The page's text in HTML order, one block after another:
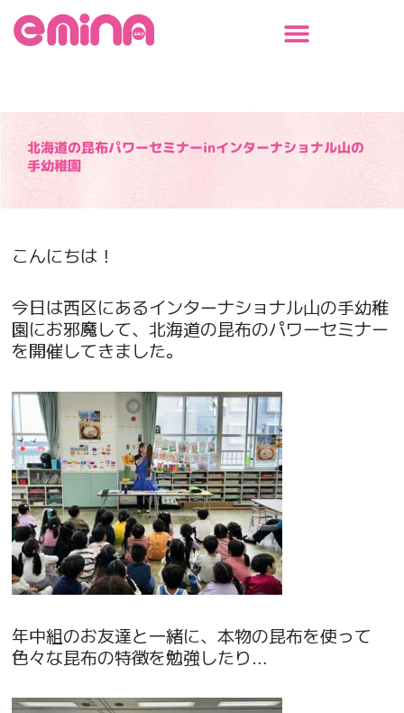
北海道の昆布パワーセミナーinインターナショナル山の
手幼稚園
こんにちは！
今日は西区にあるインターナショナル山の手幼稚
園にお邪魔して、北海道の昆布のパワーセミナー
を開催してきました。
年中組のお友達と一緒に、本物の昆布を使って
色々な昆布の特徴を勉強したり…